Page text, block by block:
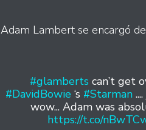
Adam Lambert se encargó
#glamberts can’t get
#DavidBowie ‘s #Starman
wow... Adam was
https://t.co/